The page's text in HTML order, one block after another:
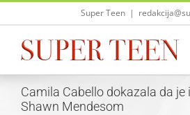
Skip
Super Teen |
Camila Cabello dokazala da je
Shawn Mendesom